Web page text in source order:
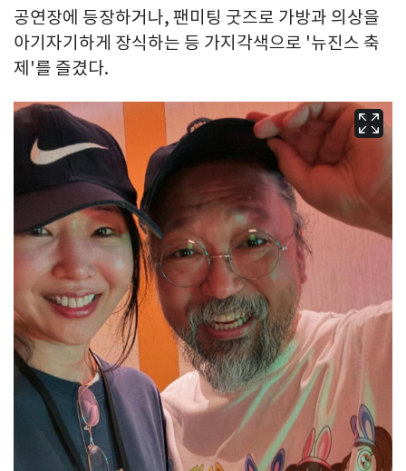
공연장에 등장하거나, 팬미팅 굿즈로 가방과 의상을
아기자기하게 장식하는 등 가지각색으로 '뉴진스 축
제'를 즐겼다.